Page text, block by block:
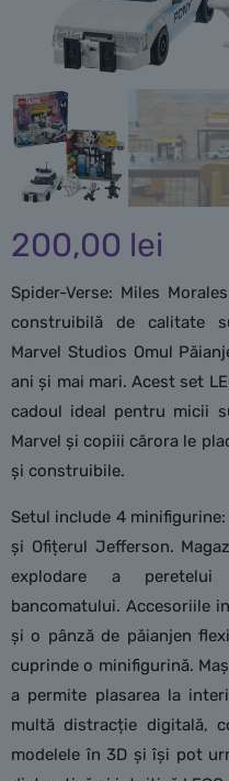
200,00 lei
Spider-Verse: Miles
construibilă de calitate
Marvel Studios Omul
ani și mai mari. Acest set
cadoul ideal pentru micii
Marvel și copiii cărora le
și construibile.
Setul include 4
și Ofițerul Jefferson.
explodare a peretelui
bancomatului. Accesoriile
și o pânză de păianjen
cuprinde o minifigurină.
a permite plasarea la
multă distracție digitală,
modelele în 3D și își pot